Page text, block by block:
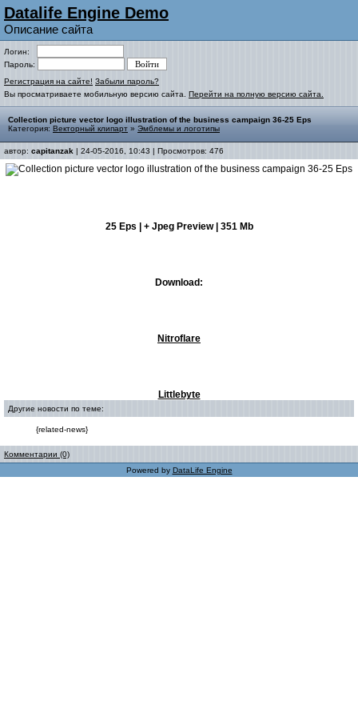
Datalife Engine Demo
Описание сайта
Логин:
Пароль:
Регистрация на сайте! Забыли пароль?
Вы просматриваете мобильную версию сайта. Перейти на полную версию сайта.
Collection picture vector logo illustration of the business campaign 36-25 Eps
Категория: Векторный клипарт » Эмблемы и логотипы
автор: capitanzak | 24-05-2016, 10:43 | Просмотров: 476
25 Eps | + Jpeg Preview | 351 Mb
Download:
Nitroflare
Littlebyte
Другие новости по теме:
{related-news}
Комментарии (0)
Powered by DataLife Engine